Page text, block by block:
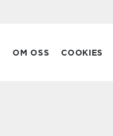
OM OSS COOKIES